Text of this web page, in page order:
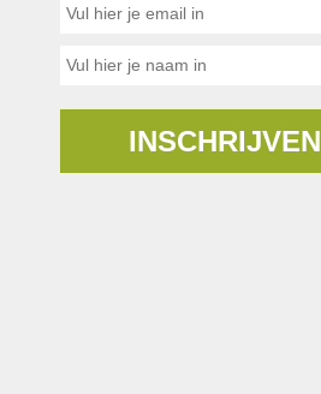
INSCHRIJVEN